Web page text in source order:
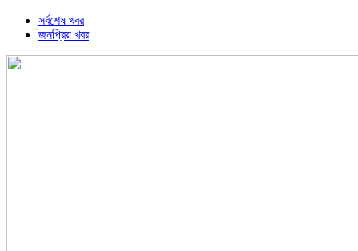
সর্বশেষ খবর
জনপ্রিয় খবর